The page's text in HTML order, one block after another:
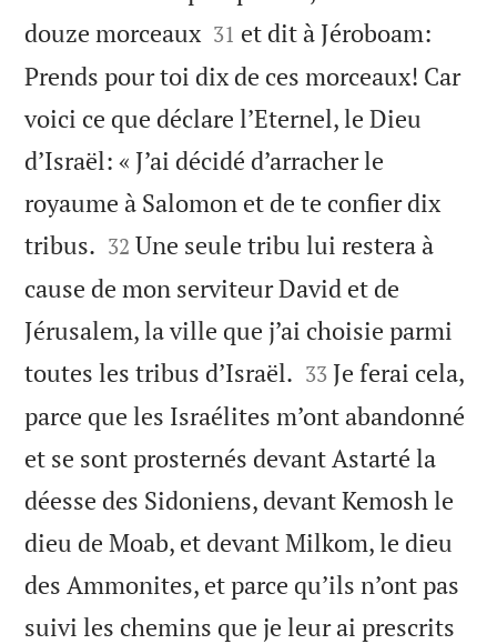
douze morceaux
31 et dit à Jéroboam:
Prends pour toi dix de ces morceaux! Car
voici ce que déclare l’Eternel, le Dieu
d’Israël: « J’ai décidé d’arracher le
royaume à Salomon et de te confier dix
tribus. 

32 Une seule tribu lui restera à
cause de mon serviteur David et de
Jérusalem, la ville que j’ai choisie parmi
toutes les tribus d’Israël. 

33 Je ferai cela,
parce que les Israélites m’ont abandonné
et se sont prosternés devant Astarté la
déesse des Sidoniens, devant Kemosh le
dieu de Moab, et devant Milkom, le dieu
des Ammonites, et parce qu’ils n’ont pas
suivi les chemins que je leur ai prescrits